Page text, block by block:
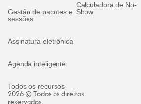
Gestão de pacotes e
sessões
Assinatura eletrônica
Agenda inteligente
Todos os recursos
Calculadora de No-
Show
2026 © Todos os direitos
reservados